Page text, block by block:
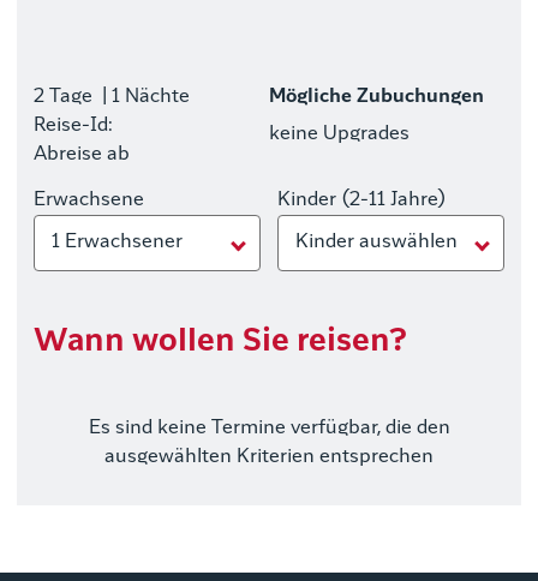
2 Tage
| 1 Nächte
Reise-Id:
Abreise ab
Mögliche Zubuchungen
keine Upgrades
Erwachsene
1 Erwachsener
Kinder (2-11 Jahre)
Kinder auswählen
Wann wollen Sie reisen?
Es sind keine Termine verfügbar, die den
ausgewählten Kriterien entsprechen